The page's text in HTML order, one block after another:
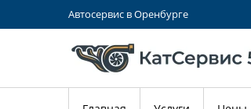
Автосервис в Оренбурге